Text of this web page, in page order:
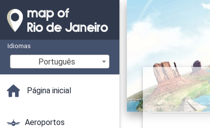
Idiomas
Português
Página inicial
Aeroportos